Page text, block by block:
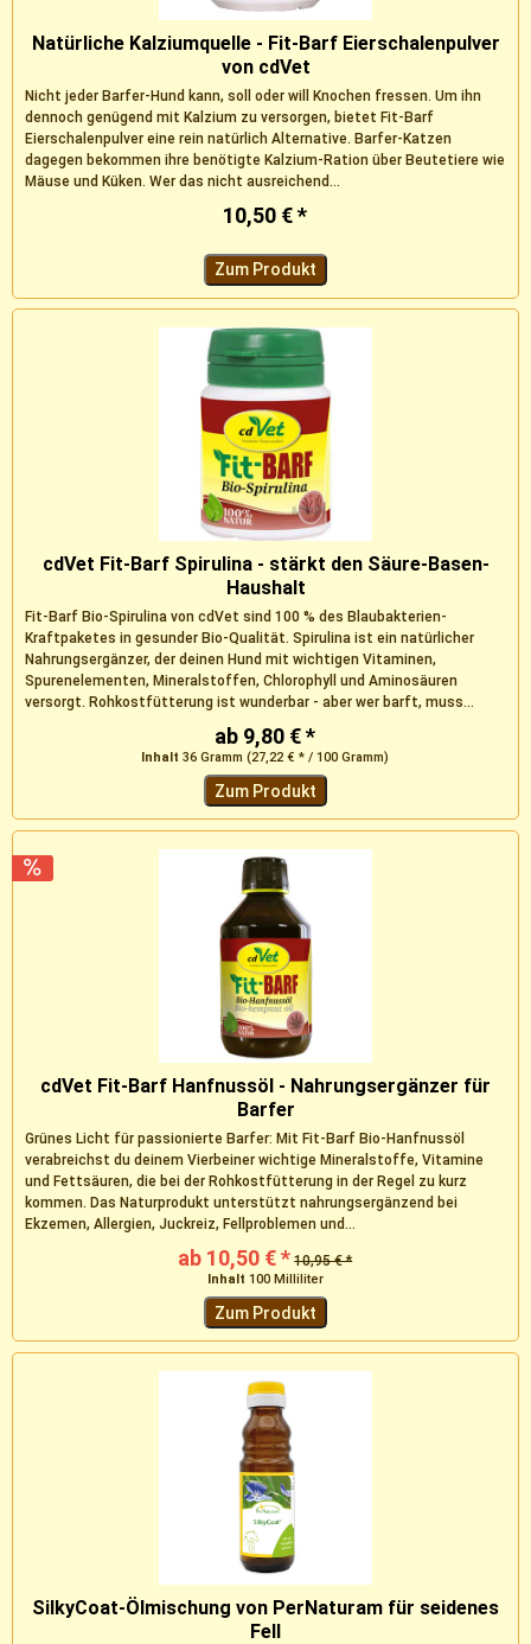
Natürliche Kalziumquelle - Fit-Barf Eierschalenpulver
von cdVet
Nicht jeder Barfer-Hund kann, soll oder will Knochen fressen. Um ihn
dennoch genügend mit Kalzium zu versorgen, bietet Fit-Barf
Eierschalenpulver eine rein natürlich Alternative. Barfer-Katzen
dagegen bekommen ihre benötigte Kalzium-Ration über Beutetiere wie
Mäuse und Küken. Wer das nicht ausreichend...
10,50 € *
Zum Produkt
cdVet Fit-Barf Spirulina - stärkt den Säure-Basen-
Haushalt
Fit-Barf Bio-Spirulina von cdVet sind 100 % des Blaubakterien-
Kraftpaketes in gesunder Bio-Qualität. Spirulina ist ein natürlicher
Nahrungsergänzer, der deinen Hund mit wichtigen Vitaminen,
Spurenelementen, Mineralstoffen, Chlorophyll und Aminosäuren
versorgt. Rohkostfütterung ist wunderbar - aber wer barft, muss...
ab 9,80 € *
Inhalt36 Gramm(27,22 € * / 100 Gramm)
Zum Produkt
cdVet Fit-Barf Hanfnussöl - Nahrungsergänzer für
Barfer
Grünes Licht für passionierte Barfer: Mit Fit-Barf Bio-Hanfnussöl
verabreichst du deinem Vierbeiner wichtige Mineralstoffe, Vitamine
und Fettsäuren, die bei der Rohkostfütterung in der Regel zu kurz
kommen. Das Naturprodukt unterstützt nahrungsergänzend bei
Ekzemen, Allergien, Juckreiz, Fellproblemen und...
ab 10,50 € * 10,95 € *
Inhalt 100 Milliliter
Zum Produkt
SilkyCoat-Ölmischung von PerNaturam für seidenes
Fell